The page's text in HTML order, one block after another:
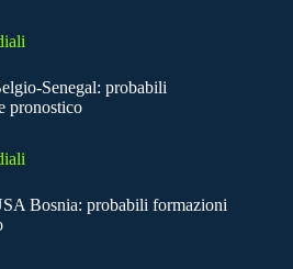
Senegal: probabili
pronostico
Bosnia: probabili formazioni